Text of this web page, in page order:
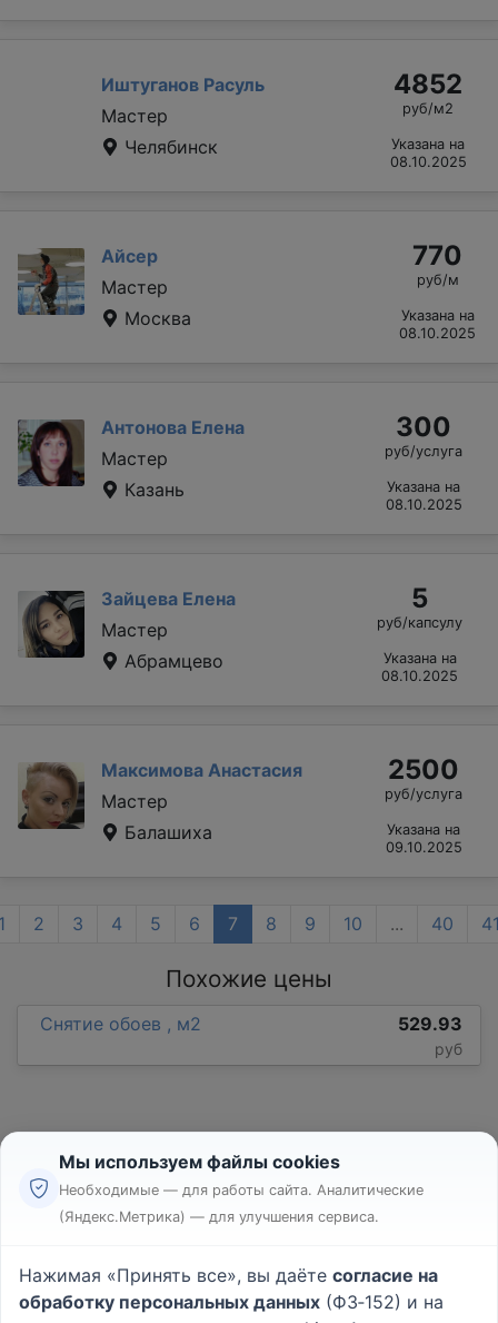
Иштуганов Расуль
Мастер
Челябинск
4852
руб/м2
Указана на
08.10.2025
Айсер
Мастер
Москва
770
руб/м
Указана на
08.10.2025
Антонова Елена
Мастер
Казань
300
руб/услуга
Указана на
08.10.2025
Зайцева Елена
Мастер
Абрамцево
5
руб/капсулу
Указана на
08.10.2025
Максимова Анастасия
Мастер
Балашиха
2500
руб/услуга
Указана на
09.10.2025
2 3 4 5 6 7 8 9 10 ... 40
Похожие цены
Снятие обоев , м2 529.93
руб
Реклама
Пользовательское соглашение
Политика конфиденциальности
Мы используем файлы cookies
Необходимые — для работы сайта. Аналитические
(Яндекс.Метрика) — для улучшения сервиса.
Нажимая «Принять все», вы даёте согласие на
обработку персональных данных (ФЗ‑152) и на